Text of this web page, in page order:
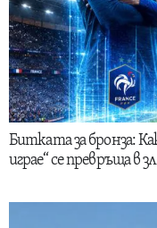
Битката за бронза:
играе“ се превръща в